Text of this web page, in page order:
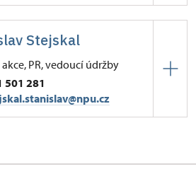
47 Stejskal
PR, vedoucí údržby
501 281